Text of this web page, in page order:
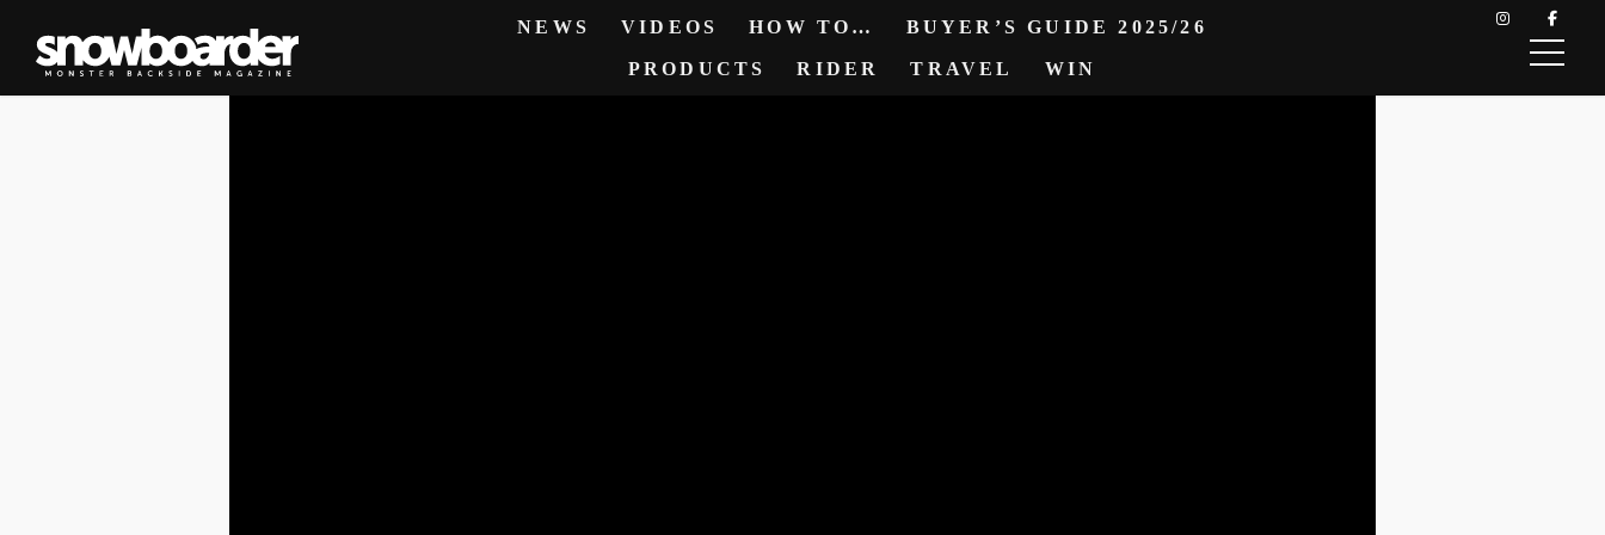
NEWS VIDEOS HOW TO… BUYER’S GUIDE 2025/26
PRODUCTS RIDER TRAVEL WIN